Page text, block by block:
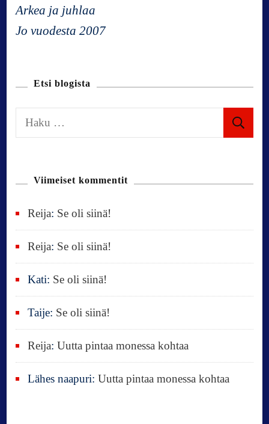
g
t
i
n
Arkea ja juhlaa
Jo vuodesta 2007
Etsi blogista
a
Viimeiset kommentit
Reija: Se oli siinä!
Reija: Se oli siinä!
Kati: Se oli siinä!
Taije: Se oli siinä!
Reija:Uutta pintaa monessa kohtaa
Lähes naapuri:Uutta pintaa monessa kohtaa